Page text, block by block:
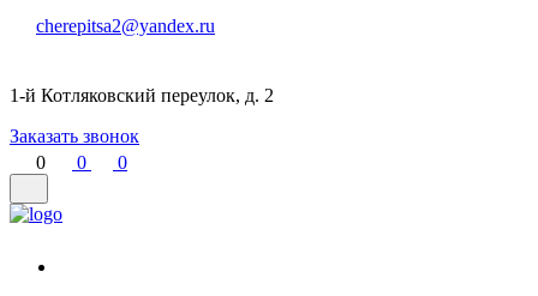
cherepitsa2@yandex.ru
1-й Котляковский переулок, д. 2
Заказать звонок
0
0 0